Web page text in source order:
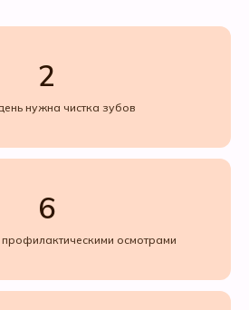
2
нужна чистка зубов
6
осмотрами